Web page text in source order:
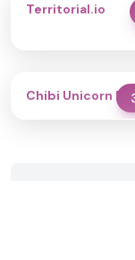
Territorial.io
Chibi Unicorn